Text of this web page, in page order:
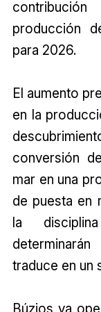
producción
para 2026.
El aumento
en la
conversión
mar en una
de puesta en
la
traduce en un